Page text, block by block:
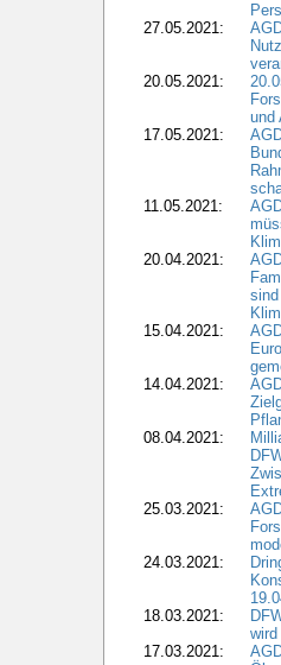
27.05.2021:
20.05.2021:
und
17.05.2021:
11.05.2021:
20.04.2021:
15.04.2021:
14.04.2021:
08.04.2021:
25.03.2021:
24.03.2021:
18.03.2021:
17.03.2021: